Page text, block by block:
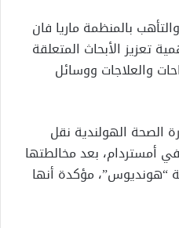
بالمنظمة ماريا فان
تعزيز الأبحاث المتعلقة
والعلاجات ووسائل
الصحة الهولندية نقل
بعد مخالطتها
“هونديوس”، مؤكدة أنها